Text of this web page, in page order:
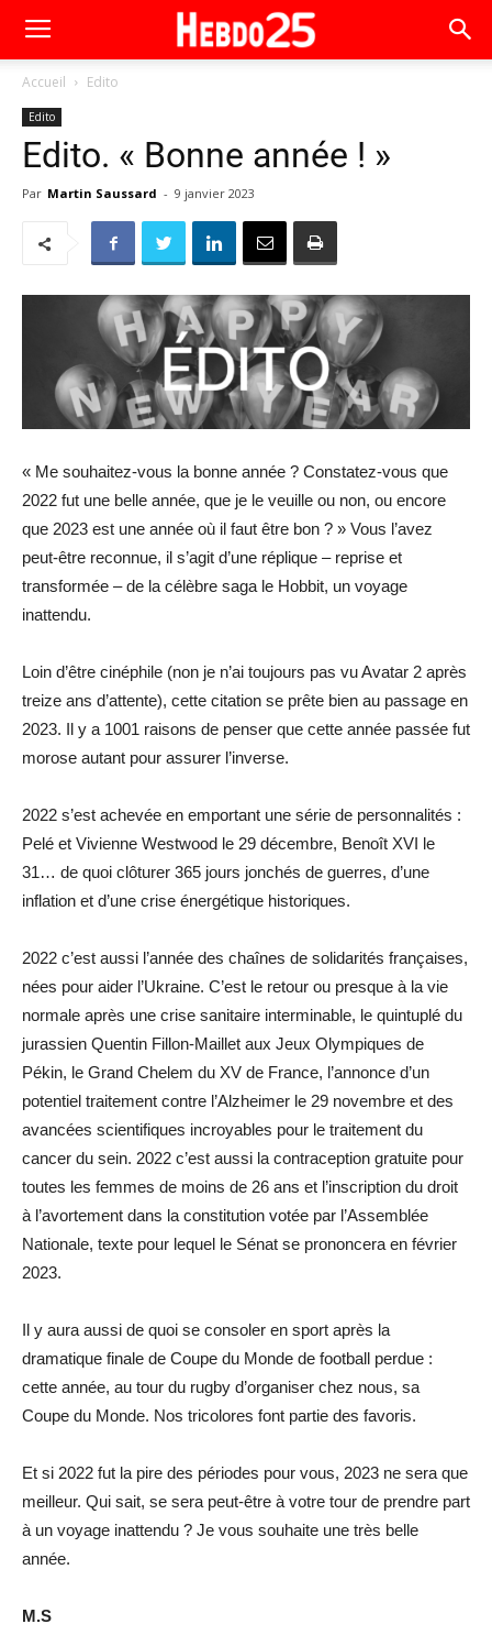
Accueil Edito
Edito
Edito. « Bonne année ! »
Par Martin Saussard - 9 janvier 2023
« Me souhaitez-vous la bonne année ? Constatez-vous que
2022 fut une belle année, que je le veuille ou non, ou encore
que 2023 est une année où il faut être bon ? » Vous l’avez
peut-être reconnue, il s’agit d’une réplique – reprise et
transformée – de la célèbre saga le Hobbit, un voyage
inattendu.
Loin d’être cinéphile (non je n’ai toujours pas vu Avatar 2 après
treize ans d’attente), cette citation se prête bien au passage en
2023. Il y a 1001 raisons de penser que cette année passée fut
morose autant pour assurer l’inverse.
2022 s’est achevée en emportant une série de personnalités :
Pelé et Vivienne Westwood le 29 décembre, Benoît XVI le
31… de quoi clôturer 365 jours jonchés de guerres, d’une
inflation et d’une crise énergétique historiques.
2022 c’est aussi l’année des chaînes de solidarités françaises,
nées pour aider l’Ukraine. C’est le retour ou presque à la vie
normale après une crise sanitaire interminable, le quintuplé du
jurassien Quentin Fillon-Maillet aux Jeux Olympiques de
Pékin, le Grand Chelem du XV de France, l’annonce d’un
potentiel traitement contre l’Alzheimer le 29 novembre et des
avancées scientifiques incroyables pour le traitement du
cancer du sein. 2022 c’est aussi la contraception gratuite pour
toutes les femmes de moins de 26 ans et l’inscription du droit
à l’avortement dans la constitution votée par l’Assemblée
Nationale, texte pour lequel le Sénat se prononcera en février
2023.
Il y aura aussi de quoi se consoler en sport après la
dramatique finale de Coupe du Monde de football perdue :
cette année, au tour du rugby d’organiser chez nous, sa
Coupe du Monde. Nos tricolores font partie des favoris.
Et si 2022 fut la pire des périodes pour vous, 2023 ne sera que
meilleur. Qui sait, se sera peut-être à votre tour de prendre part
à un voyage inattendu ? Je vous souhaite une très belle
année.
M.S